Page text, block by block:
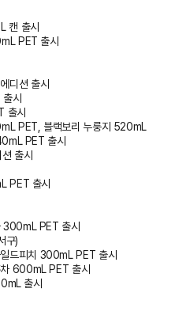
캔 출시
PET 출시
디션 출시
시
출시
PET, 블랙보리 누룽지 520mL
PET 출시
출시
PET 출시
300mL PET 출시
구)
드피치 300mL PET 출시
차 600mL PET 출시
출시